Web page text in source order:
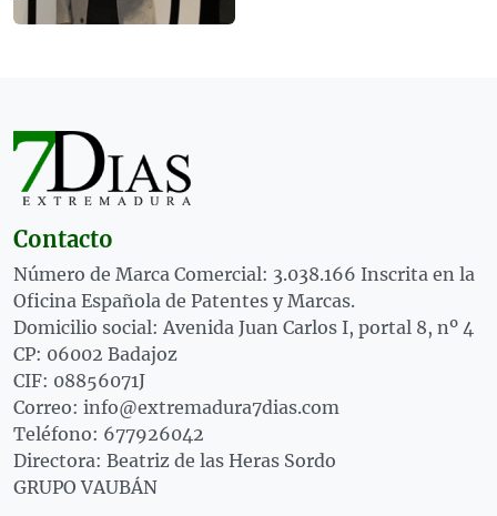
Contacto
Número de Marca Comercial: 3.038.166 Inscrita en la
Oficina Española de Patentes y Marcas.
Domicilio social: Avenida Juan Carlos I, portal 8, nº 4
CP: 06002 Badajoz
CIF: 08856071J
Correo: info@extremadura7dias.com
Teléfono: 677926042
Directora: Beatriz de las Heras Sordo
GRUPO VAUBÁN